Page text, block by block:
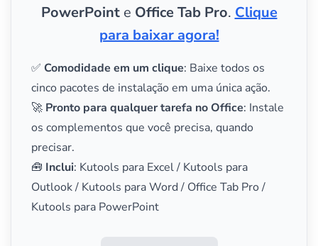
PowerPointe Office Tab Pro. Clique
para baixar agora!
✅ Comodidade em um clique: Baixe todos os
cinco pacotes de instalação em uma única ação.
🚀 Pronto para qualquer tarefa no Office: Instale
os complementos que você precisa, quando
precisar.
🧰 Inclui: Kutools para Excel / Kutools para
Outlook / Kutools para Word / Office Tab Pro /
Kutools para PowerPoint